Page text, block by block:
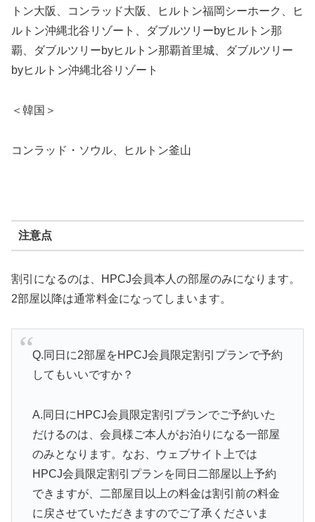
トン大阪、コンラッド大阪、ヒルトン福岡シーホーク、ヒ
ルトン沖縄北谷リゾート、ダブルツリーbyヒルトン那
覇、ダブルツリーbyヒルトン那覇首里城、ダブルツリー
byヒルトン沖縄北谷リゾート
＜韓国＞
コンラッド・ソウル、ヒルトン釜山
注意点
割引になるのは、HPCJ会員本人の部屋のみになります。
2部屋以降は通常料金になってしまいます。
Q.同日に2部屋をHPCJ会員限定割引プランで予約
してもいいですか？
A.同日にHPCJ会員限定割引プランでご予約いた
だけるのは、会員様ご本人がお泊りになる一部屋
のみとなります。なお、ウェブサイト上では
HPCJ会員限定割引プランを同日二部屋以上予約
できますが、二部屋目以上の料金は割引前の料金
に戻させていただきますのでご了承くださいま